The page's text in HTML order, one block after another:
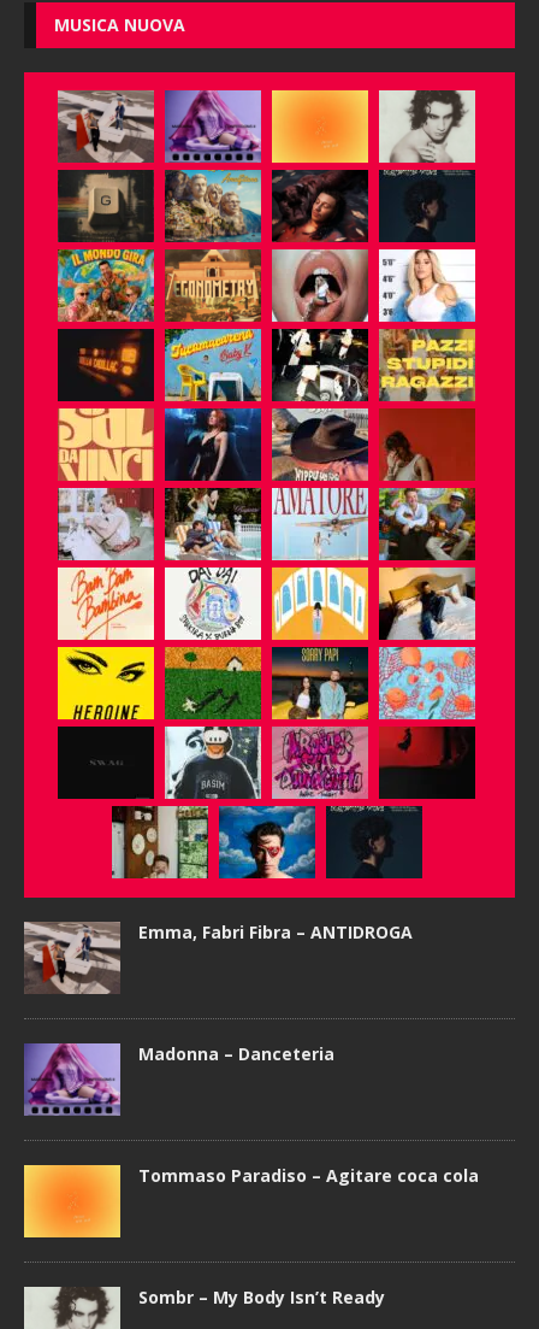
MUSICA NUOVA
Emma, Fabri Fibra – ANTIDROGA
Madonna – Danceteria
Tommaso Paradiso – Agitare coca cola
Sombr – My Body Isn’t Ready